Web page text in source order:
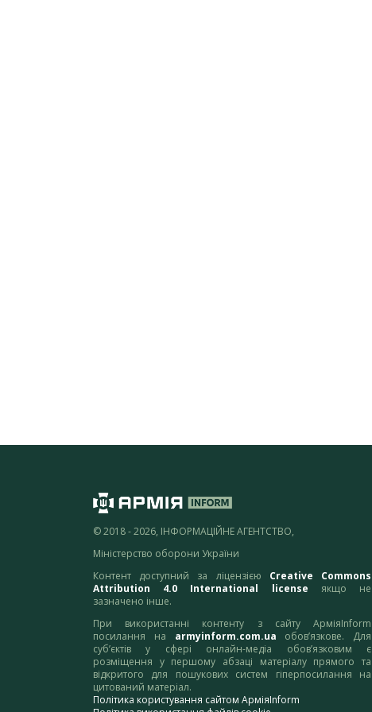
© 2018 - 2026, ІНФОРМАЦІЙНЕ АГЕНТСТВО,
Міністерство оборони України
Контент доступний за ліцензією Creative Commons
Attribution 4.0 International license якщо не
зазначено інше.
При використанні контенту з сайту АрміяInform
посилання на armyinform.com.ua обов’язкове. Для
суб’єктів у сфері онлайн-медіа обов’язковим є
розміщення у першому абзаці матеріалу прямого та
відкритого для пошукових систем гіперпосилання на
цитований матеріал.
Політика користування сайтом АрміяInform